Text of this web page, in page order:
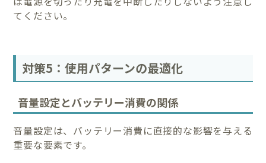
てください。
対策5：使用パターンの最適化
音量設定とバッテリー消費の関係
音量設定は、バッテリー消費に直接的な影響を与える
重要な要素です。